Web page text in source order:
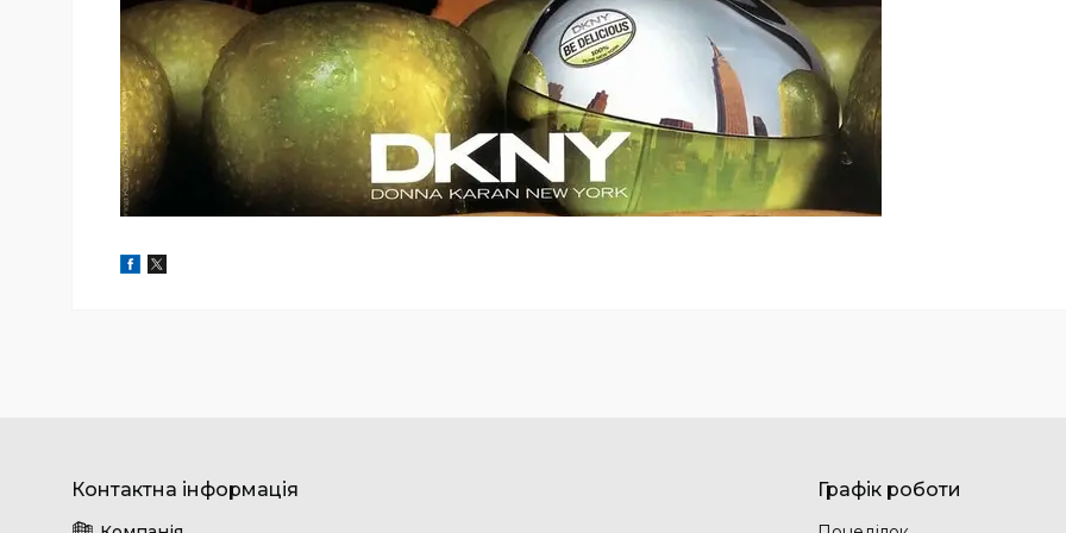
Графік роботи